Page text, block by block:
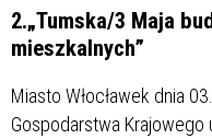
2.„Tumska/3 Maja
mieszkalnych”
Miasto Włocławek dnia
Gospodarstwa Krajowego